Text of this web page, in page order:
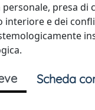
presa di
interiore e dei
Scheda